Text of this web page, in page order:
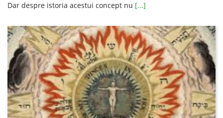
Dar despre istoria acestui concept nu [...]